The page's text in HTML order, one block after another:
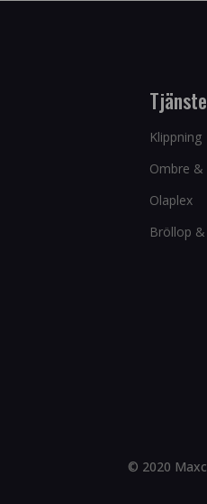
Klippning
Ombre &
Olaplex
Bröllop
© 2020